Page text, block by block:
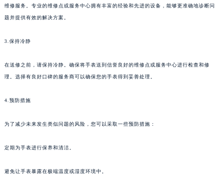
维修服务。专业的维修点或服务中心拥有丰富的经验和先进的设备，能够更准确地诊断问
题并提供有效的解决方案。
3.保持冷静
在送修之前，请保持冷静。确保将手表送到信誉良好的维修点或服务中心进行检查和修
理。选择有良好口碑的服务商可以确保您的手表得到妥善处理。
4.预防措施
为了减少未来发生类似问题的风险，您可以采取一些预防措施：
定期为手表进行保养和清洁。
避免让手表暴露在极端温度或湿度环境中。